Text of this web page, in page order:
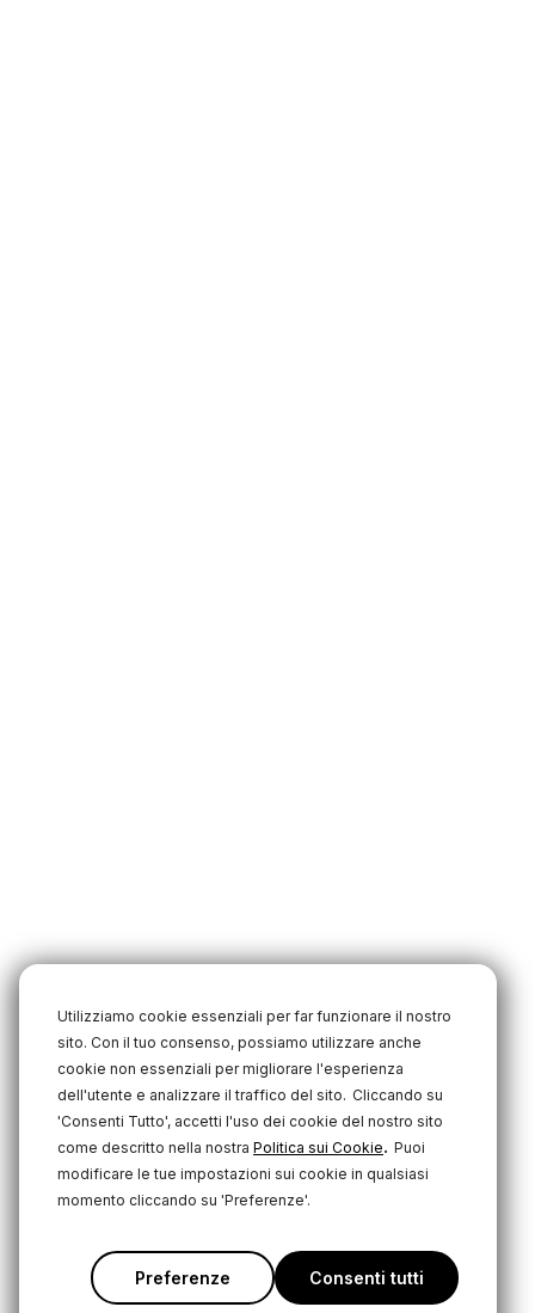
Utilizziamo cookie essenziali per far funzionare il nostro
sito. Con il tuo consenso, possiamo utilizzare anche
cookie non essenziali per migliorare l'esperienza
dell'utente e analizzare il traffico del sito. Cliccando su
'Consenti Tutto', accetti l'uso dei cookie del nostro sito
come descritto nella nostra Politica sui Cookie. Puoi
modificare le tue impostazioni sui cookie in qualsiasi
momento cliccando su 'Preferenze'.
Preferenze Consenti tutti